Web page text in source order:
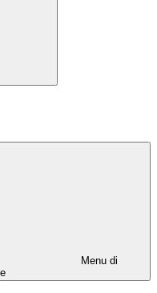
Menu di